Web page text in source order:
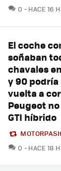
0
HACE 16
El coche
soñaban
chavales
y 90
vuelta a
Peugeot
GTI híbrido
0
HACE 18